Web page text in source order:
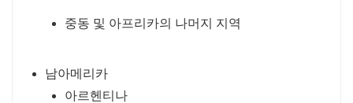
중동 및 아프리카의 나머지 지역
남아메리카
아르헨티나